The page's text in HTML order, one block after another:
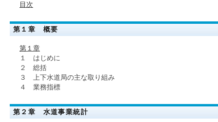
目次
第１章 概要
第１章
１ はじめに
２ 総括
３ 上下水道局の主な取り組み
４ 業務指標
第２章 水道事業統計